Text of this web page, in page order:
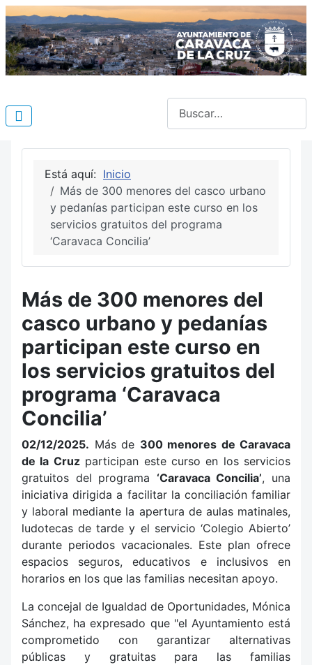
Está aquí: Inicio
Más de 300 menores del casco urbano
y pedanías participan este curso en los
servicios gratuitos del programa
‘Caravaca Concilia’
Más de 300 menores del
casco urbano y pedanías
participan este curso en
los servicios gratuitos del
programa ‘Caravaca
Concilia’
02/12/2025. Más de 300 menores de Caravaca
de la Cruzparticipan este curso en los servicios
gratuitos del programa ‘Caravaca Concilia’, una
iniciativa dirigida a facilitar la conciliación familiar
y laboral mediante la apertura de aulas matinales,
ludotecas de tarde y el servicio ‘Colegio Abierto’
durante periodos vacacionales. Este plan ofrece
espacios seguros, educativos e inclusivos en
horarios en los que las familias necesitan apoyo.
La concejal de Igualdad de Oportunidades, Mónica
Sánchez, ha expresado que "el Ayuntamiento está
comprometido con garantizar alternativas
públicas y gratuitas para las familias